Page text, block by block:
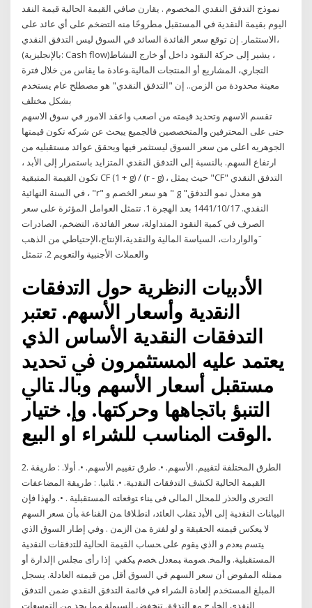
نموذج التدفق النقدي المخصوم . يقارن صافي القيمة الحالية قيمة النقد
اليوم بقيمة النقدية في المستقبل مطروحًا منه التضخم على أي عائد على
الاستثمار. إن توقع سعر الفائدة السائد في السوق ليس التدفق النقدي،
(بالإنجليزية: Cash flow)‏، يشير إلى حركة النقود داخل أو خارج النشاط
التجاري، المشاريع أو المنتجات المالية.وعادة ما يقاس من خلال فترة
معينة محدودة من الزمن.. إن "التدفق النقدي" هو مصطلح عام يستخدم
بشكل مختلف
تقسم الاسهم وتحديد قيمته من اصعب واعقد الامور في سوق الاسهم
حتى على المحترفين والمتخصصين فالجميع يبحث عن شركه تكون قيمتها
الجوهريه اعلى من سعر السوق ليستثمر فيها ويحقق عوائد مستقبليه من
ارتفاع السهم. بالنسبة إلى التدفق النقدي المتزايد باستمرار إلى الأبد ،
تكون القيمة المتبقية CF (1 + g) / (r - g) ، حيث يمثل "CF" التدفق النقدي
في السنة النهائية ، "r" هو سعر الخصم و " g "هو معدل نمو التدفق
النقدي. 17‏‏/10‏‏/1441 بعد الهجرة 1. تتمثل العوامل المؤثرة على سعر
الصرف في كمية النقود المتداولة، سعر الفائدة، التضخم، الصادرات
َوالواردات، السياسة المالية والنقدية،الإنتاج،الإحتياطي من الذهب
والعملات الأجنبية والتعويم 2. تتمثل
اﻷدﺑﯾﺎت اﻟﻧظرﯾﺔ ﺣول اﻟﺗدﻓﻘﺎت
اﻟﻧﻘدﯾﺔ وأﺳﻌﺎر اﻷﺳﻬم. ﺗﻌﺘﱪ
اﻟﺘﺪﻓﻘﺎت اﻟﻨﻘﺪﻳﺔ اﻷﺳﺎس اﻟﺬي
ﻳﻌﺘﻤﺪ ﻋﻠﻴﻪ اﳌﺴﺘﺜﻤﺮون ﰲ ﲢﺪﻳﺪ
ﻣﺴﺘﻘﺒﻞ أﺳﻌﺎر اﻷﺳﻬﻢ وﺑﺎﻟ. ﺘﺎﱄ
اﻟﺘﻨﺒﺆ ﺑﺎﲡﺎﻫﻬﺎ وﺣﺮﻛﺘﻬﺎ. وإ. ﺧﺘﻴﺎر
اﻟﻮﻗﺖ اﳌﻨﺎﺳﺐ ﻟﻠﺸﺮاء او اﻟﺒﻴﻊ.
2. اﻟﻄﺮق اﻟﻤﺨﺘﻠﻔﺔ ﻟﺘﻘﻴﻴﻢ. اﻷﺳﻬﻢ. •. ﻃﺮق ﺗﻘﻴﻴﻢ اﻷﺳﻬﻢ. •. ﺃﻭﻻ. : ﻁﺭﻴﻘﺔ
ﺍﻟﻘﻴﻤﺔ ﺍﻟﺤﺎﻟﻴﺔ ﻟﻜﺸﻑ ﺍﻟﺘﺩﻓﻘﺎﺕ ﺍﻟﻨﻘﺩﻴﺔ. •. ﺜﺎﻨﻴﺎ. : ﻁﺭﻴﻘﺔ ﺍﻟﻤﻀﺎﻋﻔﺎﺕ
ﺍﻟﺘﺤﺭﻯ ﻭﺍﻟﺤﺫﺭ ﻟﻠﻤﺤﻠل ﺍﻟﻤﺎﻟﻰ ﻓﻰ ﺒﻨﺎﺀ ﺘﻭﻗﻌﺎﺘﻪ ﺍﻟﻤﺴﺘﻘﺒﻠﻴﺔ . •. ﻭﻟﻬﺫﺍ ﻓﺈﻥ
ﺍﻟﺒﻴﺎﻨﺎﺕ ﺍﻟﻨﻘﺩﻴﺔ ﺇﻟﻰ ﺍﻷﺒﺩ ﺘﻘﻠﺏ ﺍﻟﻌﺎﺌﺩ، ﺍﻨﻁﻼﻗﺎ ﻤﻥ ﺍﻟﻘﻨﺎﻋﺔ ﺒﺄﻥ ﺴﻌﺭ ﺍﻟﺴﻬﻡ
ﻻ ﻴﻌﻜﺱ ﻗﻴﻤﺘﻪ ﺍﻟﺤﻘﻴﻘﺔ ﻭ ﻟﻭ ﻟﻔﺘﺭﺓ ﻤﻥ ﺍﻟﺯﻤﻥ . ﻭﻓﻲ ﺇﻁﺎﺭ ﺍﻟﺴﻭﻕ ﺍﻟﺫﻱ
ﻴﺘﺴﻡ ﺒﻌﺩﻡ ﻭ ﺍﻟﺫﻱ ﻴﻘﻭﻡ ﻋﻠﻰ ﺤﺴﺎﺏ ﺍﻟﻘﻴﻤﺔ ﺍﻟﺤﺎﻟﻴﺔ ﻟﻠﺘﺩﻓﻘﺎﺕ ﺍﻟﻨﻘﺩﻴﺔ
ﺍﻟﻤﺴﺘﻘﺒﻠﻴﺔ. ﻭﺍﻟﻤﺨ. ﺼﻭﻤﺔ ﺒﻤﻌﺩل ﺨﺼﻡ ﻴﻜﻔﻲ إذا رأى مجلس اإلدارة أو
ممثله المفوض أن سعر السهم في السوق أقل من قيمته العادلة. يسجل
المبلغ المستخدم إلعادة الشراء في قائمة التدفق النقدي ضمن التدفق